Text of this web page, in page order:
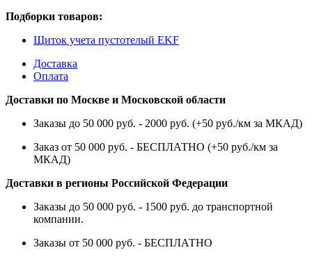
Подборки товаров:
Щиток учета пустотелый EKF
Доставка
Оплата
Доставки по Москве и Московской области
Заказы до 50 000 руб. - 2000 руб. (+50 руб./км за МКАД)
Заказ от 50 000 руб. - БЕСПЛАТНО (+50 руб./км за
МКАД)
Доставки в регионы Российской Федерации
Заказы до 50 000 руб. - 1500 руб. до транспортной
компании.
Заказы от 50 000 руб. - БЕСПЛАТНО